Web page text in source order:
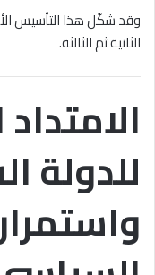
وقد شكّل هذا التأسيس
الثانية ثم الثالثة.
للدولة